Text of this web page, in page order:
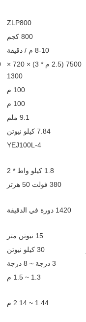
ZLP800
800 كجم
8-10 م / دقيقة
7500 (2.5 م * 3) × 720 ×
1300
100 م
100 م
9.1 ملم
7.84 كيلو نيوتن
YEJ100L-4
1.8 كيلو واط * 2
380 فولت 50 هرتز
1420 دورة في الدقيقة
15 نيوتن متر
30 كيلو نيوتن
3 درجة ~ 8 درجة
1.3 ~ 1.5 م
1.44 ~ 2.14 م